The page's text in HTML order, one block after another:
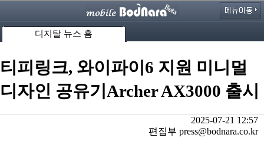
디지탈 뉴스 홈
티피링크, 와이파이6 지원 미니멀
디자인 공유기Archer AX3000 출시
2025-07-21 12:57
편집부 press@bodnara.co.kr